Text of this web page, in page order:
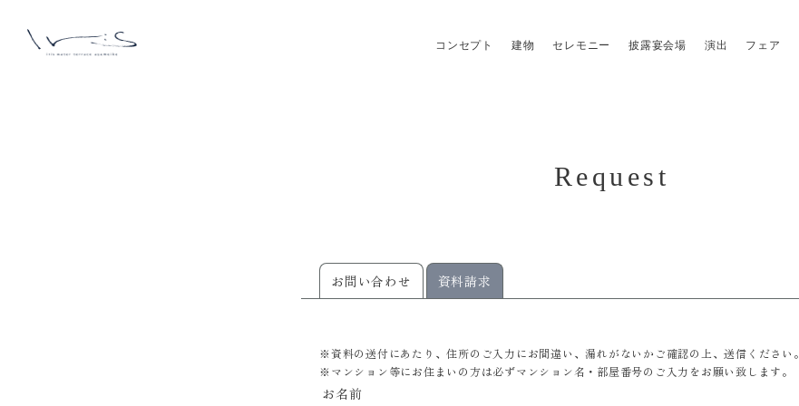
コンセプト 建物 セレモニー 披露宴会場 演出 フェア
Request
お問い合わせ 資料請求
※資料の送付にあたり、住所のご入力にお間違い、漏れがないかご確認の上、送信ください。
※マンション等にお住まいの方は必ずマンション名・部屋番号のご入力をお願い致します。
お名前